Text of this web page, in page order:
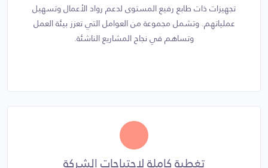
تجهيزات ذات طابع رفيع المستوى لدعم رواد الأعمال وتسهيل
عملياتهم. وتشمل مجموعة من العوامل التي تعزز بيئة العمل
وتساهم في نجاح المشاريع الناشئة.
تغطية كاملة لاحتياجات الشركة